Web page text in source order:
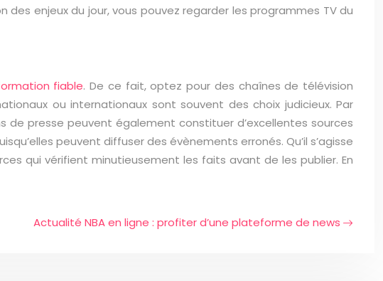
enjeux du jour, vous pouvez regarder les programmes TV du
fiable. De ce fait, optez pour des chaînes de télévision
ou internationaux sont souvent des choix judicieux. Par
de presse peuvent également constituer d’excellentes sources
peuvent diffuser des évènements erronés. Qu’il s’agisse
qui vérifient minutieusement les faits avant de les publier. En
Actualité NBA en ligne : profiter d’une plateforme de news